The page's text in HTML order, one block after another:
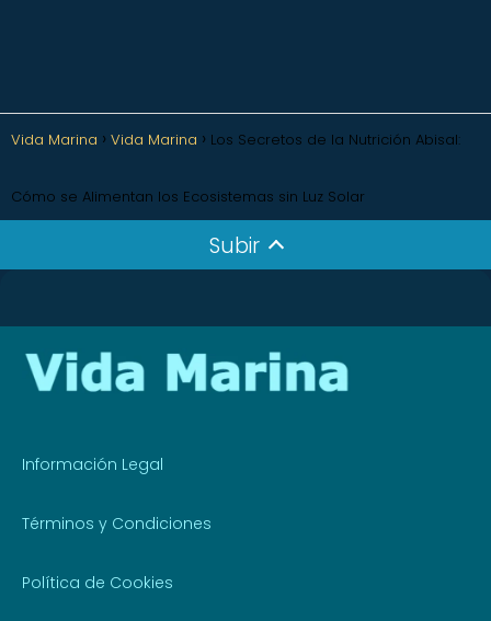
Vida Marina Vida Marina Los Secretos de la Nutrición Abisal:
Cómo se Alimentan los Ecosistemas sin Luz Solar
Subir
Información Legal
Términos y Condiciones
Política de Cookies